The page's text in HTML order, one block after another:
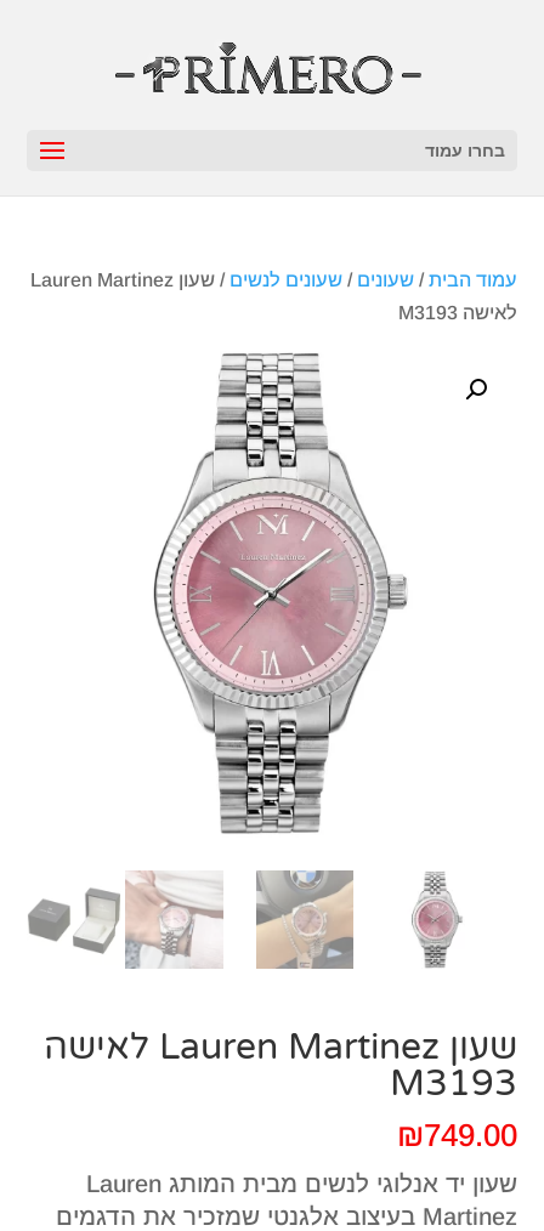
בחרו עמוד
עמוד הבית/שעונים /שעונים לנשים
/ שעון Lauren Martinez
לאישה M3193
שעון Lauren Martinez לאישה
M3193
₪749.00
שעון יד אנלוגי לנשים מבית המותג Lauren
Martinez בעיצוב אלגנטי שמזכיר את הדגמים